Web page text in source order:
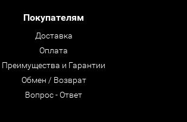
Покупателям
Доставка
Оплата
Преимущества и Гарантии
Обмен / Возврат
Вопрос - Ответ